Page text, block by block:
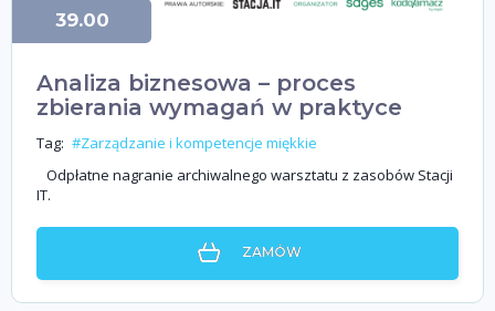
Analiza biznesowa – proces
zbierania wymagań w praktyce
Tag: #Zarządzanie i kompetencje miękkie
Odpłatne nagranie archiwalnego warsztatu z zasobów Stacji
IT.
39.00
ZAMÓW